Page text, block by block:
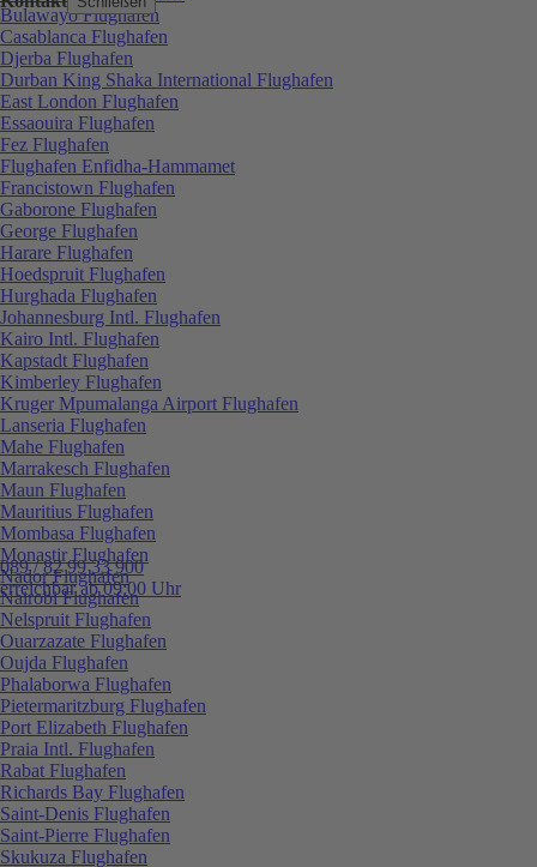
089 / 82 99 33 900
erreichbar ab 09:00 Uhr
Bulawayo Flughafen
Casablanca Flughafen
Djerba Flughafen
Durban King Shaka International Flughafen
East London Flughafen
Essaouira Flughafen
Fez Flughafen
Flughafen Enfidha-Hammamet
Francistown Flughafen
Gaborone Flughafen
George Flughafen
Harare Flughafen
Hoedspruit Flughafen
Hurghada Flughafen
Johannesburg Intl. Flughafen
Kairo Intl. Flughafen
Kapstadt Flughafen
Kimberley Flughafen
Kruger Mpumalanga Airport Flughafen
Lanseria Flughafen
Mahe Flughafen
Marrakesch Flughafen
Maun Flughafen
Mauritius Flughafen
Mombasa Flughafen
Monastir Flughafen
Nador Flughafen
Nairobi Flughafen
Nelspruit Flughafen
Ouarzazate Flughafen
Oujda Flughafen
Phalaborwa Flughafen
Pietermaritzburg Flughafen
Port Elizabeth Flughafen
Praia Intl. Flughafen
Rabat Flughafen
Richards Bay Flughafen
Saint-Denis Flughafen
Saint-Pierre Flughafen
Skukuza Flughafen